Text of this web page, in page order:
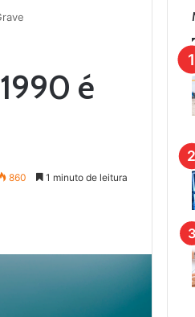
é
860 1 minuto de leitura